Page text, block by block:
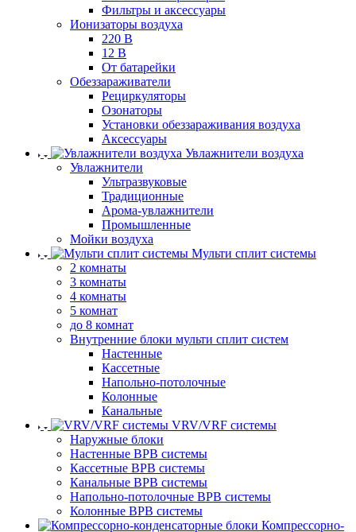
Фильтры и аксессуары
Ионизаторы воздуха
220 В
12 В
От батарейки
Обеззараживатели
Рециркуляторы
Озонаторы
Установки обеззараживания воздуха
Аксессуары
Увлажнители воздуха
Увлажнители
Ультразвуковые
Традиционные
Арома-увлажнители
Промышленные
Мойки воздуха
Мульти сплит системы
2 комнаты
3 комнаты
4 комнаты
5 комнат
до 8 комнат
Внутренние блоки мульти сплит систем
Настенные
Кассетные
Напольно-потолочные
Колонные
Канальные
VRV/VRF системы
Наружные блоки
Настенные ВРВ системы
Кассетные ВРВ системы
Канальные ВРВ системы
Напольно-потолочные ВРВ системы
Колонные ВРВ системы
Компрессорно-